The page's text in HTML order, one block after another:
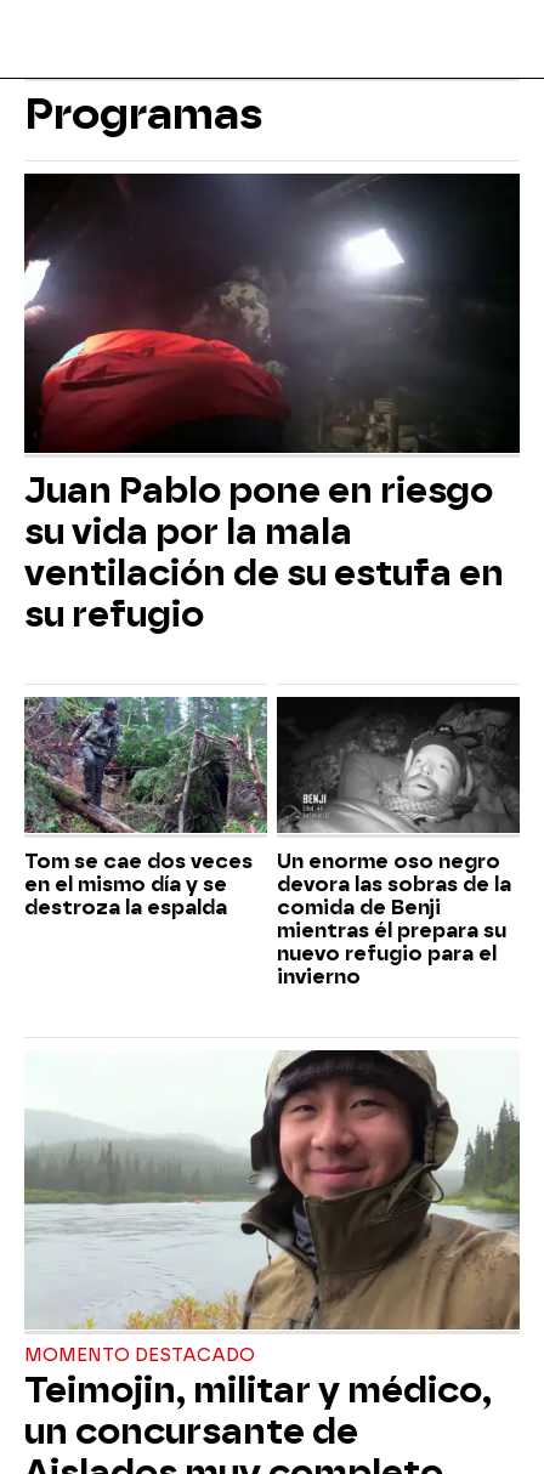
Programas
Juan Pablo pone en riesgo
su vida por la mala
ventilación de su estufa en
su refugio
Tom se cae dos veces
en el mismo día y se
destroza la espalda
Un enorme oso negro
devora las sobras de la
comida de Benji
mientras él prepara su
nuevo refugio para el
invierno
MOMENTO DESTACADO
Teimojin, militar y médico,
un concursante de